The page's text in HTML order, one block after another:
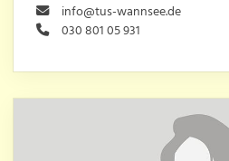
info@tus-wannsee.de
030 801 05 931